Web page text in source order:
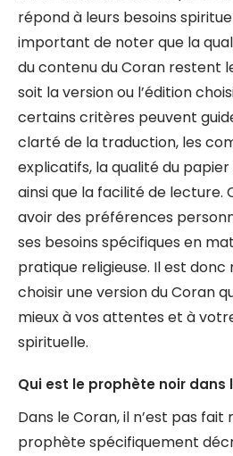
répond à leurs besoins
important de noter que la
du contenu du Coran restent
soit la version ou l’édition
certains critères peuvent
clarté de la traduction, les
explicatifs, la qualité du papier
ainsi que la facilité de lecture.
avoir des préférences
ses besoins spécifiques en
pratique religieuse. Il est
choisir une version du Coran
mieux à vos attentes et à
spirituelle.
Qui est le prophète noir dans
Dans le Coran, il n’est pas fait
prophète spécifiquement